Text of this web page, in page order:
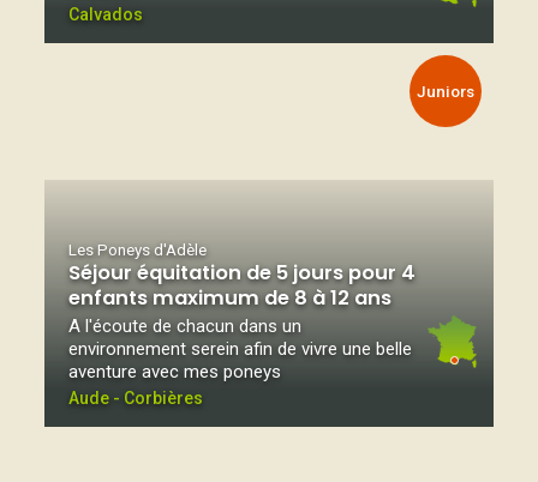
Calvados
Juniors
Les Poneys d'Adèle
Séjour équitation de 5 jours pour 4
enfants maximum de 8 à 12 ans
A l'écoute de chacun dans un
environnement serein afin de vivre une belle
aventure avec mes poneys
Aude - Corbières